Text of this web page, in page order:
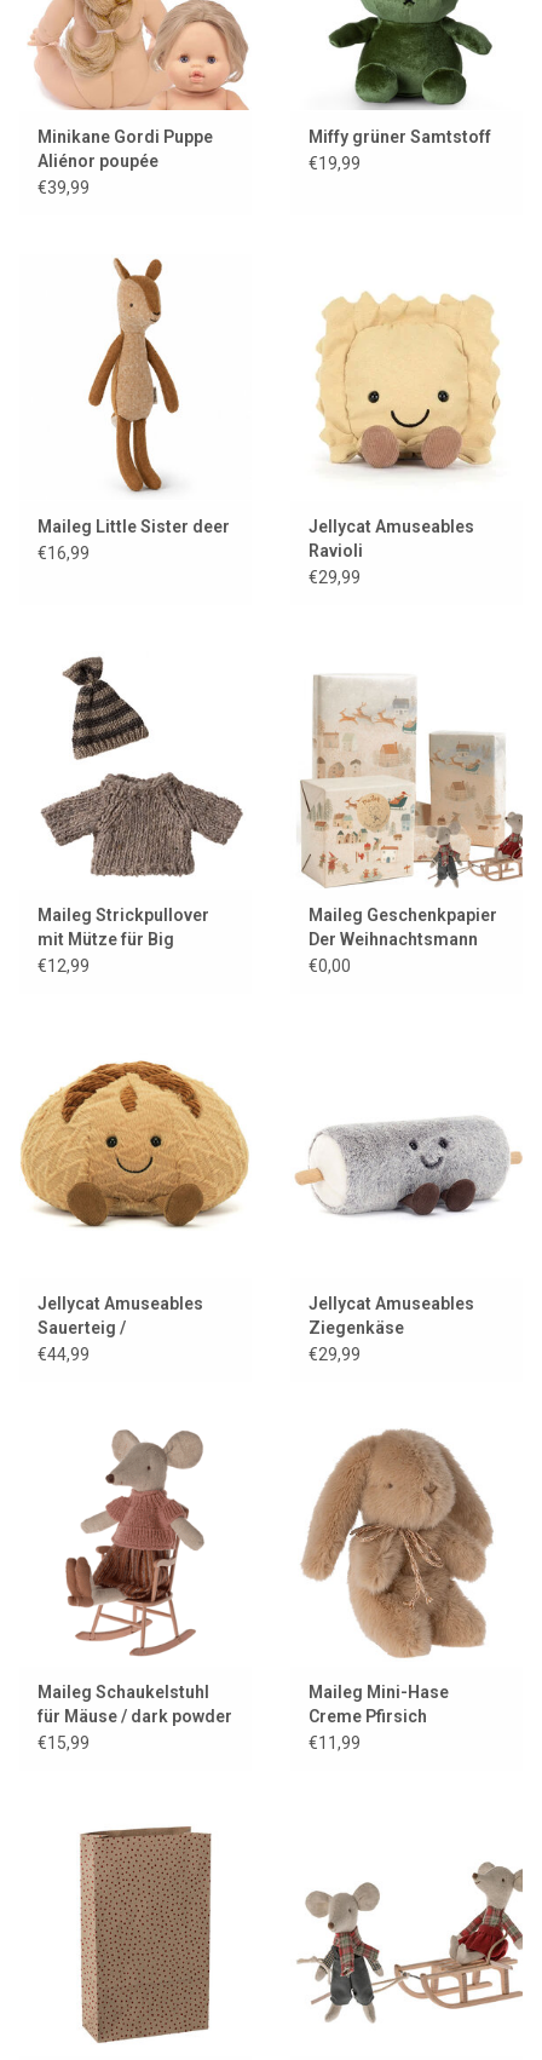
Minikane Gordi Puppe
Aliénor poupée
exklusive Minikane
€39,99
Miffy grüner Samtstoff
€19,99
Maileg Little Sister deer
€16,99
Jellycat Amuseables
Ravioli
€29,99
Maileg Strickpullover
mit Mütze für Big
Brother Maus
€12,99
Maileg Geschenkpapier
Der Weihnachtsmann
kommt
€0,00
Jellycat Amuseables
Sauerteig /
Sauerteigbrot
€44,99
Jellycat Amuseables
Ziegenkäse
€29,99
Maileg Schaukelstuhl
für Mäuse / dark powder
€15,99
Maileg Mini-Hase
Creme Pfirsich
€11,99